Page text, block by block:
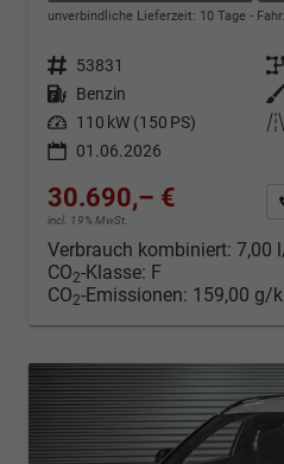
unverbindliche Lieferzeit: 10 Tage
Fahrzeugnr. 53831 Getriebe
Kraftstoff Benzin Außenfarbe
Leistung 110 kW (150 PS) Kilometerstand
01.06.2026
30.690,– €
incl. 19% MwSt.
Verbrauch kombiniert: 7,00
CO2-Klasse: F
CO2-Emissionen: 159,00 g/